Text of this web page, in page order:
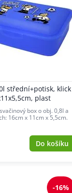
střední+potisk, klick
plast
box o obj. 0,8l a
16cm x 11cm x 5,5cm.
Do košíku
-16%